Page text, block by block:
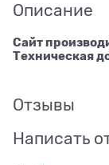
Описание
Сайт
Техническая
Отзывы
Написать